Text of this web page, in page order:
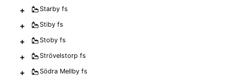
+ Starby fs
+ Stiby fs
+ Stoby fs
+ Strövelstorp fs
+ Södra Mellby fs